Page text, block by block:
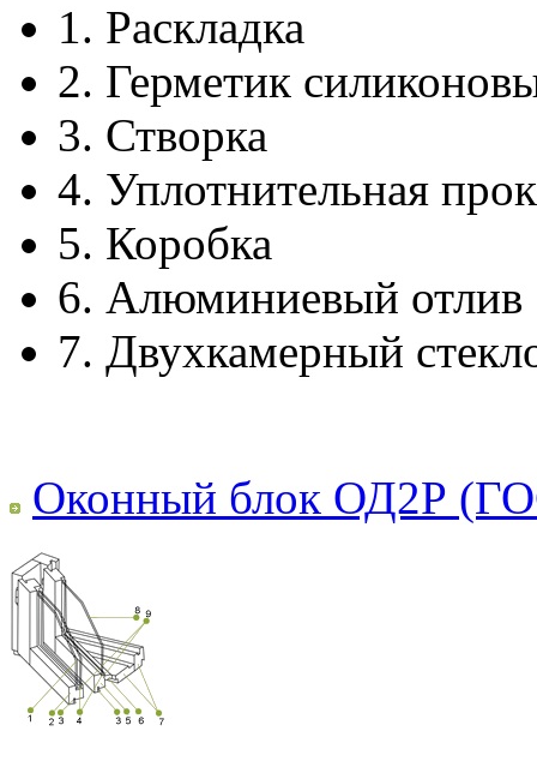
1. Раскладка
2. Герметик
3. Створка
4. Уплотнительная
5. Коробка
6. Алюминиевый отлив
7. Двухкамерный
Оконный блок ОД2Р